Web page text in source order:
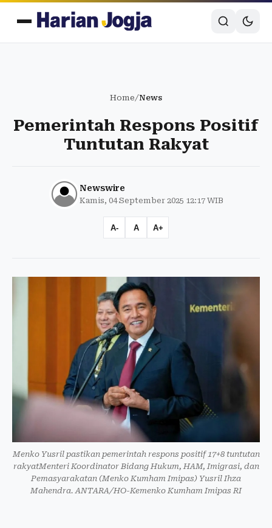
Home/News
Pemerintah Respons Positif
Tuntutan Rakyat
Newswire
Kamis, 04 September 2025 12:17 WIB
A- A A+
Menko Yusril pastikan pemerintah respons positif 17+8 tuntutan
rakyatMenteri Koordinator Bidang Hukum, HAM, Imigrasi, dan
Pemasyarakatan (Menko Kumham Imipas) Yusril Ihza
Mahendra. ANTARA/HO-Kemenko Kumham Imipas RI